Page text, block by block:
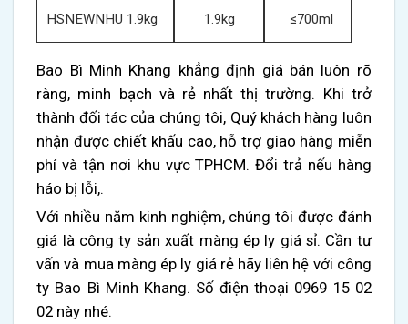
HSNEWNHU 1.9kg 1.9kg ≤700ml
Bao Bì Minh Khang khẳng định giá bán luôn rõ
ràng, minh bạch và rẻ nhất thị trường. Khi trở
thành đối tác của chúng tôi, Quý khách hàng luôn
nhận được chiết khấu cao, hỗ trợ giao hàng miễn
phí và tận nơi khu vực TPHCM. Đổi trả nếu hàng
háo bị lỗi,.
Với nhiều năm kinh nghiệm, chúng tôi được đánh
giá là công ty sản xuất màng ép ly giá sỉ. Cần tư
vấn và mua màng ép ly giá rẻ hãy liên hệ với công
ty Bao Bì Minh Khang. Số điện thoại 0969 15 02
02 này nhé.